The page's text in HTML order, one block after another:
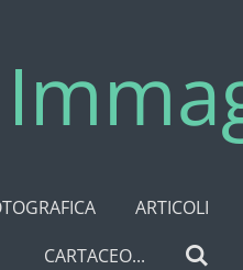
ARTICOLI
CARTACEO...